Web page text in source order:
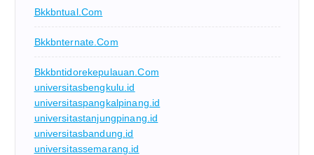
Bkkbntual.com
Bkkbnternate.com
Bkkbntidorekepulauan.com
universitasbengkulu.id
universitaspangkalpinang.id
universitastanjungpinang.id
universitasbandung.id
universitassemarang.id